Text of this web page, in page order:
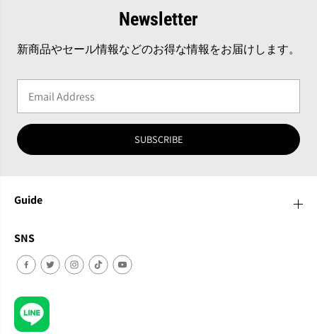
Newsletter
新商品やセール情報などのお得な情報をお届けします。
SUBSCRIBE
Guide
SNS